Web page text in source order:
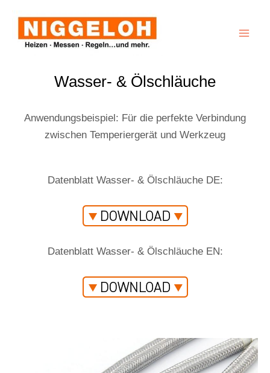
Inhalt
springen
Wasser- & Ölschläuche
Anwendungsbeispiel: Für die perfekte Verbindung
zwischen Temperiergerät und Werkzeug
Datenblatt Wasser- & Ölschläuche DE:
Datenblatt Wasser- & Ölschläuche EN: